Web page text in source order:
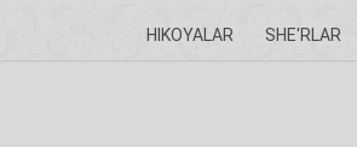
HIKOYALAR SHE'RLAR